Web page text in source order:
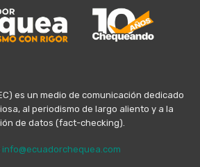
es un medio de comunicación dedicado
al periodismo de largo aliento y a la
de datos (fact-checking).
info@ecuadorchequea.com